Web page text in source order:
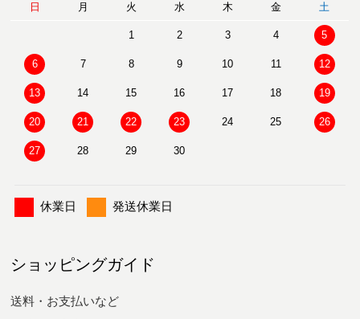
日 月 火 水 木 金 土
1 2 3 4 5
6 7 8 9 10 11 12
13 14 15 16 17 18 19
20 21 22 23 24 25 26
27 28 29 30
休業日 発送休業日
ショッピングガイド
送料・お支払いなど